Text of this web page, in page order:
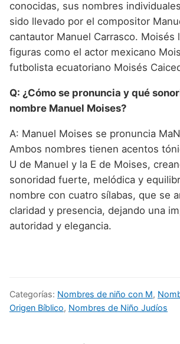
conocidas, sus nombres
sido llevado por el compositor
cantautor Manuel Carrasco. Moisés
figuras como el actor mexicano
futbolista ecuatoriano Moisés
Q: ¿Cómo se pronuncia y qué
nombre Manuel Moises?
A: Manuel Moises se pronuncia
Ambos nombres tienen acentos
U de Manuel y la E de Moises,
sonoridad fuerte, melódica y
nombre con cuatro sílabas, que se
claridad y presencia, dejando una
autoridad y elegancia.
Categorías: Nombres de niño con M,
Origen Bíblico, Nombres de Niño Judíos